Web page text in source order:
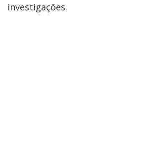
investigações.